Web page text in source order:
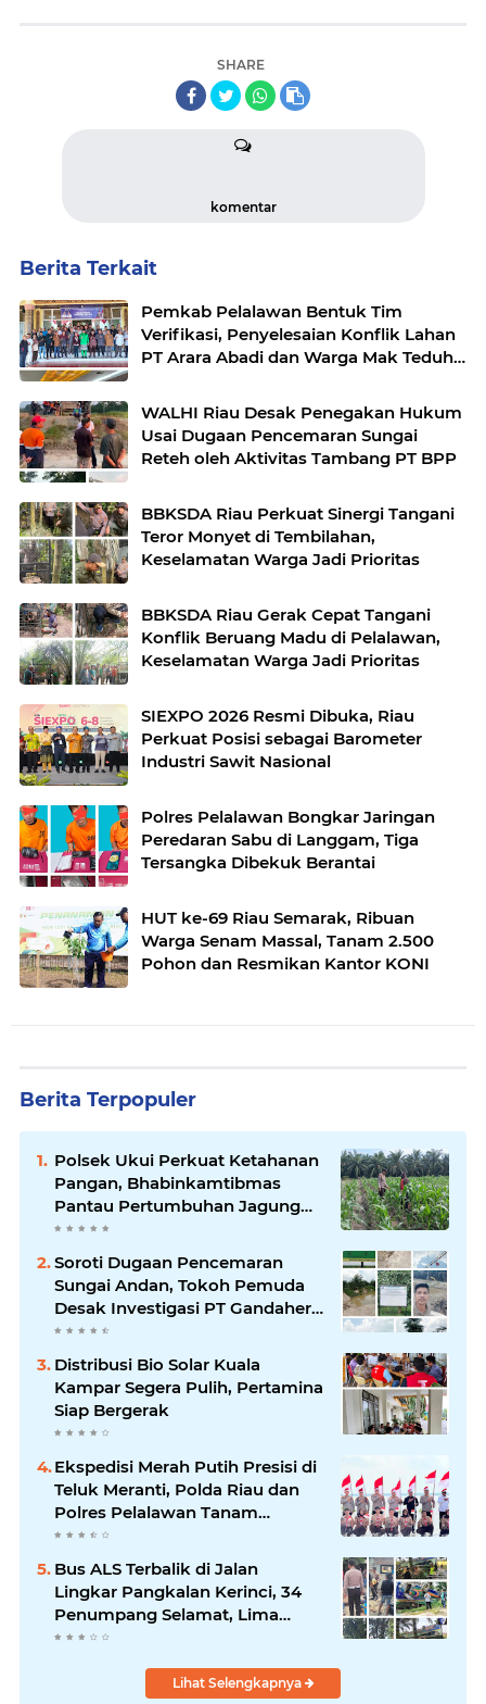
SHARE
komentar
Berita Terkait
Pemkab Pelalawan Bentuk Tim
Verifikasi, Penyelesaian Konflik Lahan
PT Arara Abadi dan Warga Mak Teduh
WALHI Riau Desak Penegakan Hukum
Usai Dugaan Pencemaran Sungai
Reteh oleh Aktivitas Tambang PT BPP
BBKSDA Riau Perkuat Sinergi Tangani
Teror Monyet di Tembilahan,
Keselamatan Warga Jadi Prioritas
BBKSDA Riau Gerak Cepat Tangani
Konflik Beruang Madu di Pelalawan,
Keselamatan Warga Jadi Prioritas
SIEXPO 2026 Resmi Dibuka, Riau
Perkuat Posisi sebagai Barometer
Industri Sawit Nasional
Polres Pelalawan Bongkar Jaringan
Peredaran Sabu di Langgam, Tiga
Tersangka Dibekuk Berantai
HUT ke-69 Riau Semarak, Ribuan
Warga Senam Massal, Tanam 2.500
Pohon dan Resmikan Kantor KONI
Berita Terpopuler
Polsek Ukui Perkuat Ketahanan
Pangan, Bhabinkamtibmas
Pantau Pertumbuhan Jagung
Petani di Desa Air Hitam
Soroti Dugaan Pencemaran
Sungai Andan, Tokoh Pemuda
Desak Investigasi PT Gandahera
Hendana
Distribusi Bio Solar Kuala
Kampar Segera Pulih, Pertamina
Siap Bergerak
Ekspedisi Merah Putih Presisi di
Teluk Meranti, Polda Riau dan
Polres Pelalawan Tanam
Mangrove Demi Negeri
Bus ALS Terbalik di Jalan
Lingkar Pangkalan Kerinci, 34
Penumpang Selamat, Lima
Alami Luka Ringan
Lihat Selengkapnya